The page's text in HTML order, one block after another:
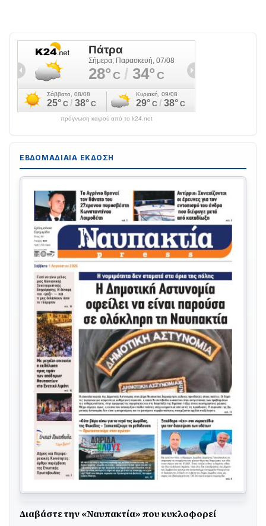
πρόγνωση καιρού από το k24.net
Διαβάστε την «Ναυπακτία» που κυκλοφορεί